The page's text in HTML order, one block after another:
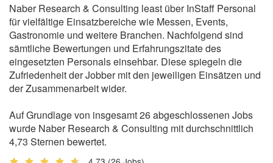
Naber Research & Consulting least über InStaff Personal
für vielfältige Einsatzbereiche wie Messen, Events,
Gastronomie und weitere Branchen. Nachfolgend sind
sämtliche Bewertungen und Erfahrungszitate des
eingesetzten Personals einsehbar. Diese spiegeln die
Zufriedenheit der Jobber mit den jeweiligen Einsätzen und
der Zusammenarbeit wider.
Auf Grundlage von insgesamt 26 abgeschlossenen Jobs
wurde Naber Research & Consulting mit durchschnittlich
4,73 Sternen bewertet.